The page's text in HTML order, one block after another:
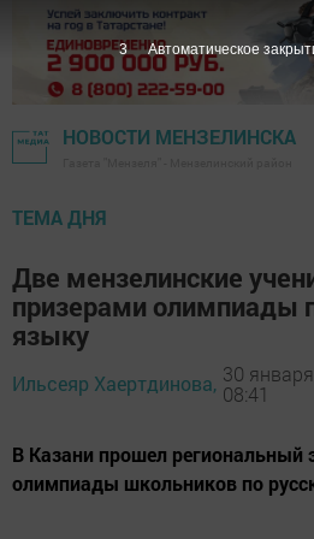
НОВОСТИ МЕНЗЕЛИНСКА
ТЕМА ДНЯ
Две мензелинские
призерами олимпиады
языку
Ильсеяр Хаертдинова, 30
08:41
В Казани прошел региональный
олимпиады школьников по
2 Автоматическое